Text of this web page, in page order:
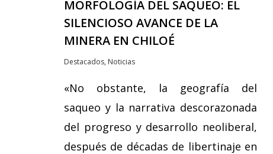
MORFOLOGÍA DEL SAQUEO: EL
SILENCIOSO AVANCE DE LA
MINERA EN CHILOÉ
Destacados, Noticias
«No obstante, la geografía del
saqueo y la narrativa descorazonada
del progreso y desarrollo neoliberal,
después de décadas de libertinaje en